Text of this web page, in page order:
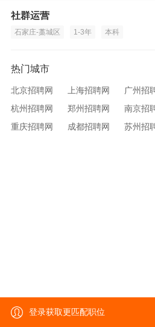
社群运营
石家庄-藁城区 1-3年 本科
热门城市
北京招聘网 上海招聘网 广州招
杭州招聘网
郑州招聘网 南京招
重庆招聘网
成都招聘网 苏州招
登录获取更匹配职位